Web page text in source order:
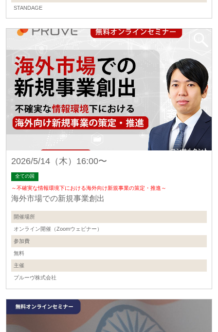
STANDAGE
2026/5/14（木）16:00〜
全ての国
～不確実な情報環境下における海外向け新規事業の策定・推進～
海外市場での新規事業創出
開催場所
オンライン開催（Zoomウェビナー）
参加費
無料
主催
プルーヴ株式会社